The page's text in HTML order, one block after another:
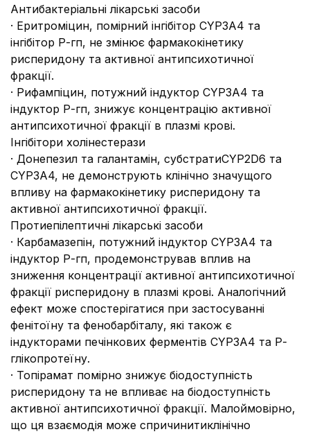
Антибактеріальні лікарські засоби
· Еритроміцин, помірний інгібітор CYP3А4 та
інгібітор Р-гп, не змінює фармакокінетику
рисперидону та активної антипсихотичної
фракції.
· Рифампіцин, потужний індуктор CYP3А4 та
індуктор Р-гп, знижує концентрацію активної
антипсихотичної фракції в плазмі крові.
Інгібітори холінестерази
· Донепезил та галантамін, субстратиCYP2D6 та
CYP3А4, не демонструють клінічно значущого
впливу на фармакокінетику рисперидону та
активної антипсихотичної фракції.
Протиепілептичні лікарські засоби
· Карбамазепін, потужний індуктор CYP3А4 та
індуктор Р-гп, продемонстрував вплив на
зниження концентрації активної антипсихотичної
фракції рисперидону в плазмі крові. Аналогічний
ефект може спостерігатися при застосуванні
фенітоїну та фенобарбіталу, які також є
індукторами печінкових ферментів CYP3А4 та Р-
глікопротеїну.
· Топірамат помірно знижує біодоступність
рисперидону та не впливає на біодоступність
активної антипсихотичної фракції. Малоймовірно,
що ця взаємодія може спричинитиклінічно